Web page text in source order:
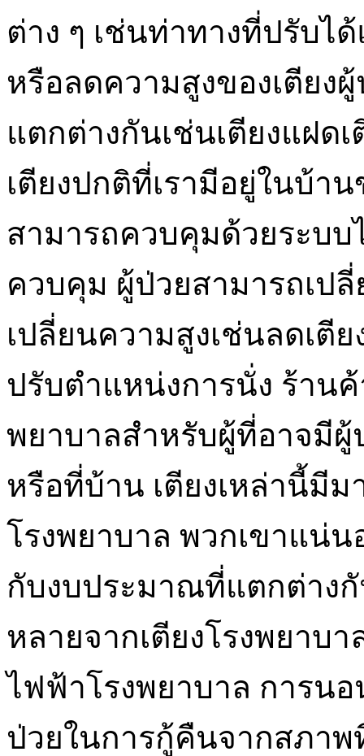
ต่าง ๆ เช่นท่าทางที่ปรับไ
หรือลดความสูงของเตียง
แตกต่างกันเช่นเตียงแฝด
เตียงปกติที่เรามีอยู่ในบ้า
สามารถควบคุมด้วยระบ
ควบคุม ผู้ป่วยสามารถเป
เปลี่ยนความสูงเช่นลดเตี
ปรับตำแหน่งการนั่ง ร้านค้
พยาบาลสำหรับผู้ที่อาจมี
หรือที่บ้าน เตียงเหล่านี้มีม
โรงพยาบาล พวกเขาแน่น
กับงบประมาณที่แตกต่าง
หลายจากเตียงโรงพยาบ
ไฟฟ้าโรงพยาบาล การน
ป่วยในการกู้คืนจากสภา